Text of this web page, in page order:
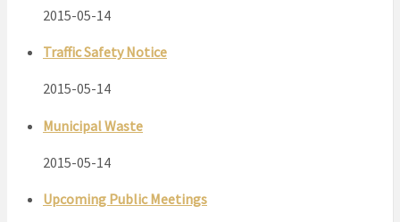
2015-05-14
Traffic Safety Notice
2015-05-14
Municipal Waste
2015-05-14
Upcoming Public Meetings